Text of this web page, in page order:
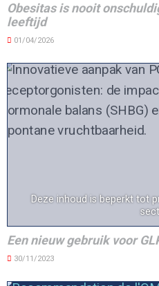
Obesitas is nooit
leeftijd
01/04/2026
Deze inhoud is beperkt tot
Een nieuw gebruik voor
30/11/2023